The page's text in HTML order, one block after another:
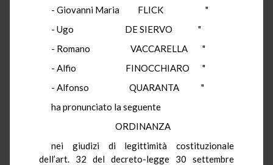
- Giovanni Maria FLICK "
- Ugo DE SIERVO "
- Romano VACCARELLA "
- Alfio FINOCCHIARO "
- Alfonso QUARANTA "
ha pronunciato la seguente
ORDINANZA
nei giudizi di legittimità costituzionale
dell’art. 32 del decreto-legge 30 settembre